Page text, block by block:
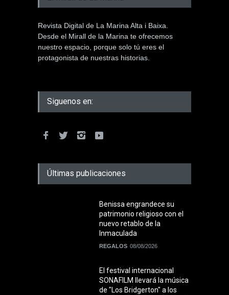
Revista Digital de La Marina Alta i Baixa.
Desde el Mirall de la Marina te ofrecemos
nuestro espacio, porque solo tú eres el
protagonista de nuestras historias.
Siguenos en:
Últimas publicaciones
Benissa engrandece su
patrimonio religioso con el
nuevo retablo de la
Inmaculada
REGALOS 08/08/2026
El festival internacional
SONAFILM llevará la música
de "Los Bridgerton" a los